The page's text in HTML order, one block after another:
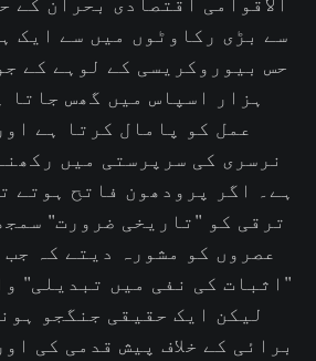
سے بڑی رکاوٹوں میں سے ایک
حس بیوروکریسی کے لوہے کے
ہزار اسپاس میں گھس جاتا
عمل کو پامال کرتا ہے
نرسری کی سرپرستی میں
ہے۔ اگر پرودھون فاتح ہوتے
ترقی کو "تاریخی ضرورت"
عصروں کو مشورہ دیتے کہ
"اثبات کی نفی میں تبدیلی"
لیکن ایک حقیقی جنگجو
برائی کے خلاف پیش قدمی کی